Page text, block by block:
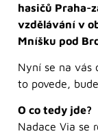
hasičů Praha-
vzdělávání v
Mníšku pod
Nyní se na vás
to povede,
O co tedy jde?
Nadace Via se